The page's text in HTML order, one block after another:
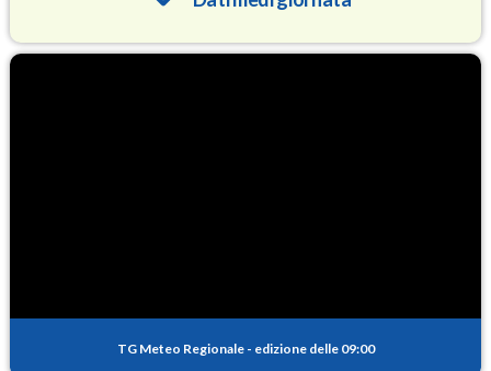
TG Meteo Regionale - edizione delle 09:00